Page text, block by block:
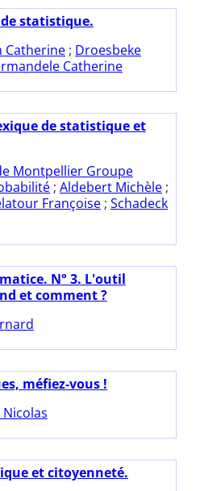
statistique.
Catherine ; Droesbeke
Catherine
de statistique et
Montpellier Groupe
; Aldebert Michèle ;
Françoise ; Schadeck
N° 3. L'outil
et comment ?
méfiez-vous !
et citoyenneté.